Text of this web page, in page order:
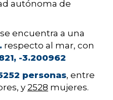
autónoma de
se encuentra a una
respecto al mar, con
-3.200962
personas, entre
y 2528 mujeres.